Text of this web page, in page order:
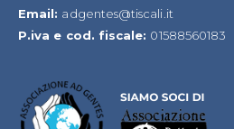
Email: adgentes@tiscali.it
P.iva e cod. fiscale: 01588560183